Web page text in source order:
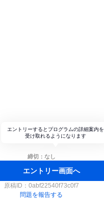
エントリーするとプログラムの詳細案内を
受け取れるようになります
締切：なし
エントリー画面へ
原稿ID： 0abf22540f73c0f7
問題を報告する